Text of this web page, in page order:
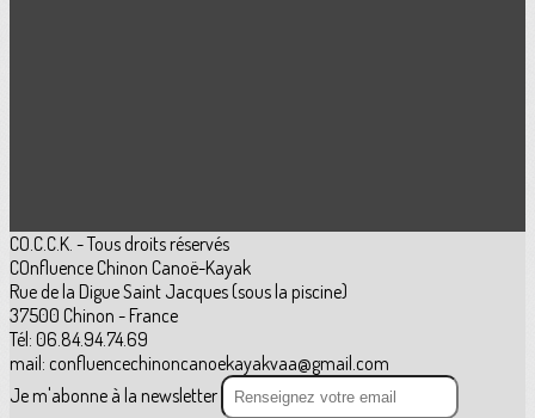
CO.C.C.K. - Tous droits réservés
COnfluence Chinon Canoë-Kayak
Rue de la Digue Saint Jacques (sous la piscine)
37500 Chinon - France
Tél: 06.84.94.74.69
mail: confluencechinoncanoekayakvaa@gmail.com
Je m'abonne à la newsletter